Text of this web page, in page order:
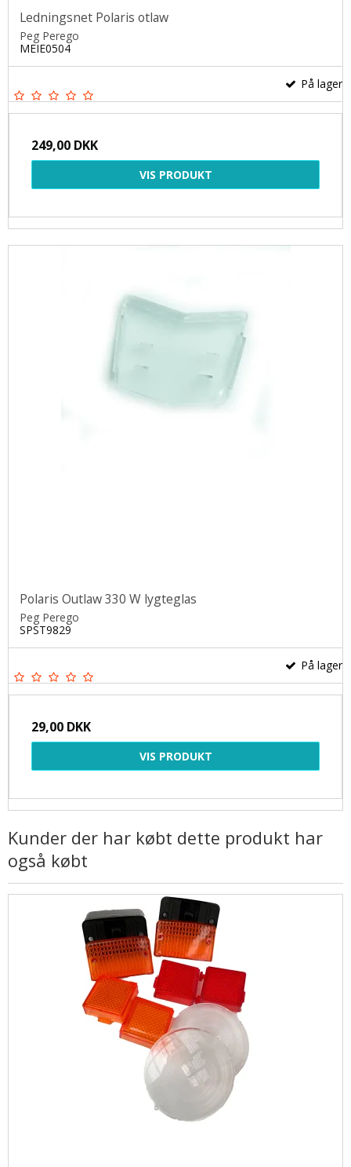
Ledningsnet Polaris otlaw
Peg Perego
MEIE0504
På lager
249,00 DKK
VIS PRODUKT
Polaris Outlaw 330 W lygteglas
Peg Perego
SPST9829
På lager
29,00 DKK
VIS PRODUKT
Kunder der har købt dette produkt har
også købt